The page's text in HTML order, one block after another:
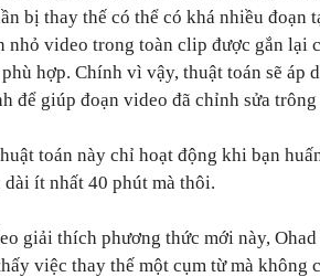
bị thay thế có thể có khá nhiều đoạn
nhỏ video trong toàn clip được gắn lại
hợp. Chính vì vậy, thuật toán sẽ áp
để giúp đoạn video đã chỉnh sửa
toán này chỉ hoạt động khi bạn
ít nhất 40 phút mà thôi.
giải thích phương thức mới này,
việc thay thế một cụm từ mà không